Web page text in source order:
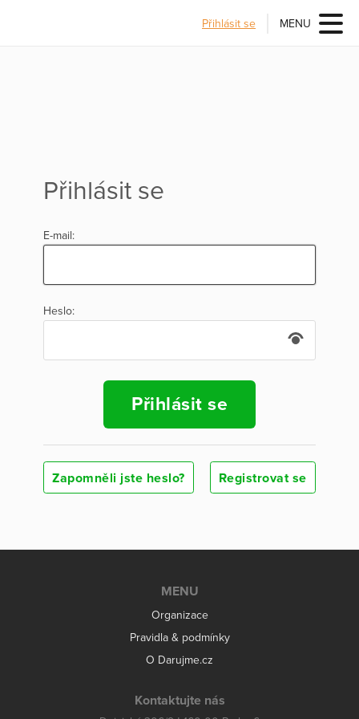
Přihlásit se MENU
Přihlásit se
E-mail:
Heslo:
Přihlásit se
Zapomněli jste heslo? Registrovat se
MENU
Organizace
Pravidla & podmínky
O Darujme.cz
Kontaktujte nás